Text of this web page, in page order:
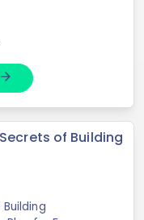
arrow_forward
of Building